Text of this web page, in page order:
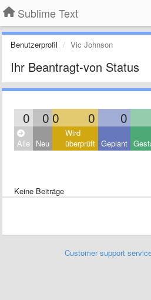
Sublime Text
Benutzerprofil Vic Johnson
Ihr Beantragt-von Status
0 0 0 0 0
Alle Neu
Wird
überprüft Geplant
Keine Beiträge
Customer support